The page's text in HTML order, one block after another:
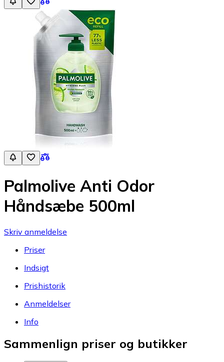
Palmolive Anti Odor
Håndsæbe 500ml
Skriv anmeldelse
Priser
Indsigt
Prishistorik
Anmeldelser
Info
Sammenlign priser og butikker